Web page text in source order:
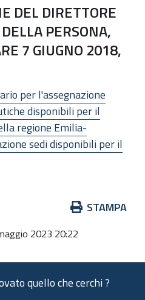
DEL DIRETTORE
PERSONA,
7 GIUGNO 2018,
per l'assegnazione
disponibili per il
regione Emilia-
sedi disponibili per il
STAMPA
2023 20:22
quello che cerchi ?